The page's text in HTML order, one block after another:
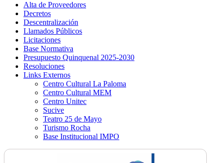
Alta de Proveedores
Decretos
Descentralización
Llamados Públicos
Licitaciones
Base Normativa
Presupuesto Quinquenal 2025-2030
Resoluciones
Links Externos
Centro Cultural La Paloma
Centro Cultural MEM
Centro Unitec
Sucive
Teatro 25 de Mayo
Turismo Rocha
Base Institucional IMPO